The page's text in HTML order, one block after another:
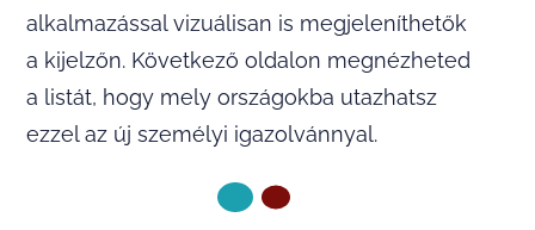
alkalmazással vizuálisan is megjeleníthetők
a kijelzőn. Következő oldalon megnézheted
a listát, hogy mely országokba utazhatsz
ezzel az új személyi igazolvánnyal.